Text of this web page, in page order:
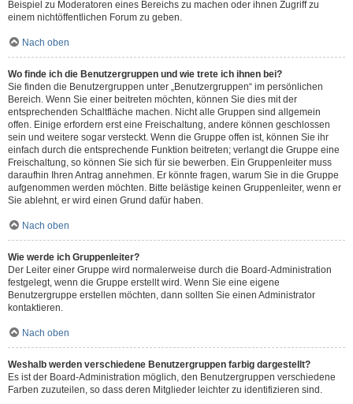
Beispiel zu Moderatoren eines Bereichs zu machen oder ihnen Zugriff zu
einem nichtöffentlichen Forum zu geben.
Nach oben
Wo finde ich die Benutzergruppen und wie trete ich ihnen bei?
Sie finden die Benutzergruppen unter „Benutzergruppen“ im persönlichen
Bereich. Wenn Sie einer beitreten möchten, können Sie dies mit der
entsprechenden Schaltfläche machen. Nicht alle Gruppen sind allgemein
offen. Einige erfordern erst eine Freischaltung, andere können geschlossen
sein und weitere sogar versteckt. Wenn die Gruppe offen ist, können Sie ihr
einfach durch die entsprechende Funktion beitreten; verlangt die Gruppe eine
Freischaltung, so können Sie sich für sie bewerben. Ein Gruppenleiter muss
daraufhin Ihren Antrag annehmen. Er könnte fragen, warum Sie in die Gruppe
aufgenommen werden möchten. Bitte belästige keinen Gruppenleiter, wenn er
Sie ablehnt, er wird einen Grund dafür haben.
Nach oben
Wie werde ich Gruppenleiter?
Der Leiter einer Gruppe wird normalerweise durch die Board-Administration
festgelegt, wenn die Gruppe erstellt wird. Wenn Sie eine eigene
Benutzergruppe erstellen möchten, dann sollten Sie einen Administrator
kontaktieren.
Nach oben
Weshalb werden verschiedene Benutzergruppen farbig dargestellt?
Es ist der Board-Administration möglich, den Benutzergruppen verschiedene
Farben zuzuteilen, so dass deren Mitglieder leichter zu identifizieren sind.